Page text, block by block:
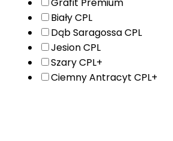
Grafit Premium
Biały CPL
Dąb Saragossa CPL
Jesion CPL
Szary CPL+
Ciemny Antracyt CPL+